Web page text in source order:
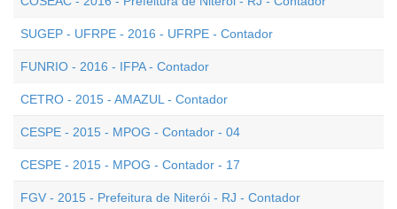
SUGEP - UFRPE - 2016 - UFRPE - Contador
FUNRIO - 2016 - IFPA - Contador
CETRO - 2015 - AMAZUL - Contador
CESPE - 2015 - MPOG - Contador - 04
CESPE - 2015 - MPOG - Contador - 17
FGV - 2015 - Prefeitura de Niterói - RJ - Contador